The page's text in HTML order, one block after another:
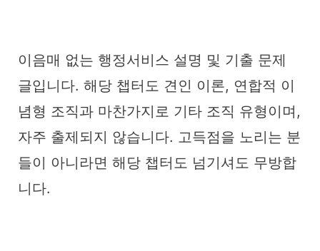
이음매 없는 행정서비스 설명 및 기출 문제
글입니다. 해당 챕터도 견인 이론, 연합적 이
념형 조직과 마찬가지로 기타 조직 유형이며,
자주 출제되지 않습니다. 고득점을 노리는 분
들이 아니라면 해당 챕터도 넘기셔도 무방합
니다.